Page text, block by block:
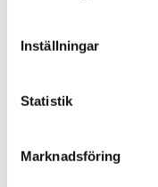
Inställningar
Statistik
Marknadsföring
Spänningsprovare för